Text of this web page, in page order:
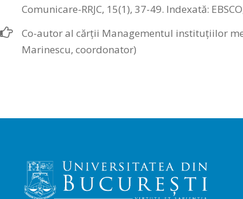
Comunicare-RRJC, 15(1), 37-49. Indexată:
Co-autor al cărții Managementul instituțiilor
Marinescu, coordonator)